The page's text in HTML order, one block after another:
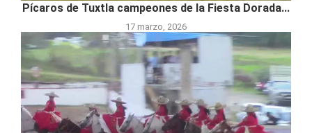
Pícaros de Tuxtla campeones de la Fiesta Dorada...
17 marzo, 2026